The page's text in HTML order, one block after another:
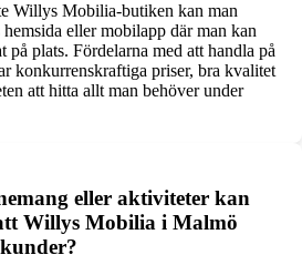
Willys Mobilia-butiken kan man
eller mobilapp där man kan
på plats. Fördelarna med att handla på
konkurrenskraftiga priser, bra kvalitet
att hitta allt man behöver under
eller aktiviteter kan
Willys Mobilia i Malmö